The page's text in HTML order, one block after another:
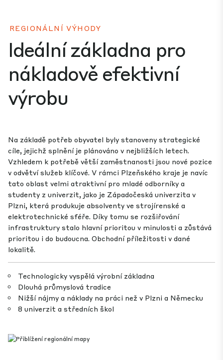
REGIONÁLNÍ VÝHODY
Ideální základna pro
nákladově efektivní
výrobu
Na základě potřeb obyvatel byly stanoveny strategické
cíle, jejichž splnění je plánováno v nejbližších letech.
Vzhledem k potřebě větší zaměstnanosti jsou nové pozice
v odvětví služeb klíčové. V rámci Plzeňského kraje je navíc
tato oblast velmi atraktivní pro mladé odborníky a
studenty z univerzit, jako je Západočeská univerzita v
Plzni, která produkuje absolventy ve strojírenské a
elektrotechnické sféře. Díky tomu se rozšiřování
infrastruktury stalo hlavní prioritou v minulosti a zůstává
prioritou i do budoucna. Obchodní příležitosti v dané
lokalitě.
Technologicky vyspělá výrobní základna
Dlouhá průmyslová tradice
Nižší nájmy a náklady na práci než v Plzni a Německu
8 univerzit a středních škol